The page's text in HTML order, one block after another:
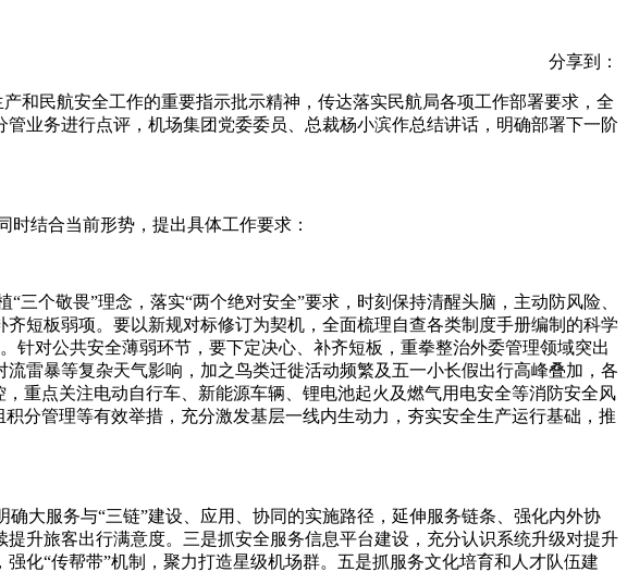
分享到：
民航安全工作的重要指示批示精神，传达落实民航局各项工作部署要求，全
业务进行点评，机场集团党委委员、总裁杨小滨作总结讲话，明确部署下一阶
结合当前形势，提出具体工作要求：
个敬畏”理念，落实“两个绝对安全”要求，时刻保持清醒头脑，主动防风险、
短板弱项。要以新规对标修订为契机，全面梳理自查各类制度手册编制的科学
对公共安全薄弱环节，要下定决心、补齐短板，重拳整治外委管理领域突出
雷暴等复杂天气影响，加之鸟类迁徙活动频繁及五一小长假出行高峰叠加，各
重点关注电动自行车、新能源车辆、锂电池起火及燃气用电安全等消防安全风
分管理等有效举措，充分激发基层一线内生动力，夯实安全生产运行基础，推
大服务与“三链”建设、应用、协同的实施路径，延伸服务链条、强化内外协
升旅客出行满意度。三是抓安全服务信息平台建设，充分认识系统升级对提升
化“传帮带”机制，聚力打造星级机场群。五是抓服务文化培育和人才队伍建